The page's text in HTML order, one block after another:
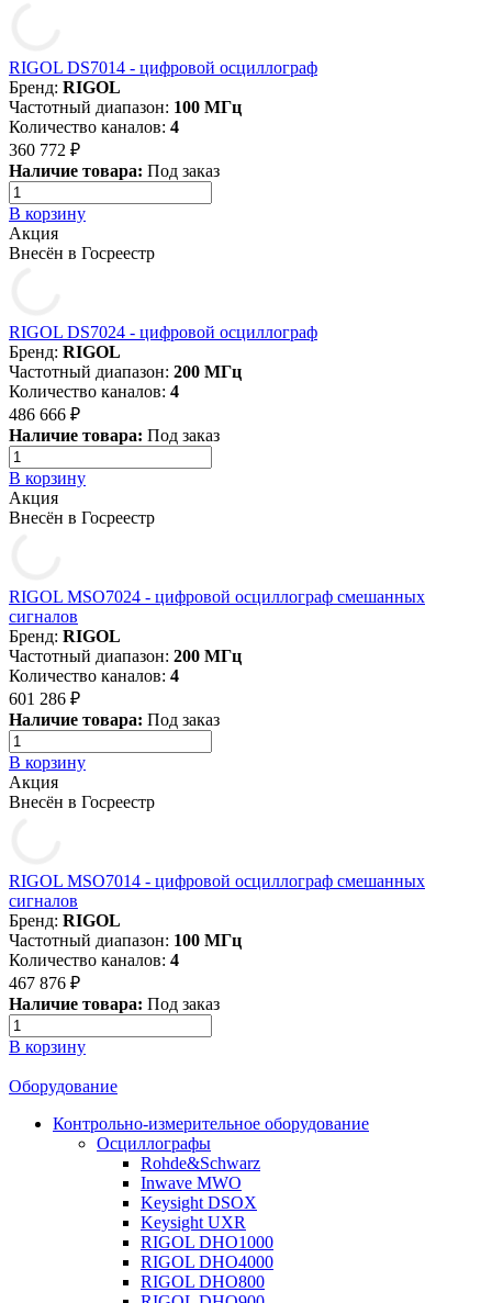
RIGOL DS7014 - цифровой осциллограф
Бренд: RIGOL
Частотный диапазон: 100 МГц
Количество каналов: 4
360 772 ₽
Наличие товара: Под заказ
В корзину
Акция
Внесён в Госреестр
RIGOL DS7024 - цифровой осциллограф
Бренд: RIGOL
Частотный диапазон: 200 МГц
Количество каналов: 4
486 666 ₽
Наличие товара: Под заказ
В корзину
Акция
Внесён в Госреестр
RIGOL MSO7024 - цифровой осциллограф смешанных
сигналов
Бренд: RIGOL
Частотный диапазон: 200 МГц
Количество каналов: 4
601 286 ₽
Наличие товара: Под заказ
В корзину
Акция
Внесён в Госреестр
RIGOL MSO7014 - цифровой осциллограф смешанных
сигналов
Бренд: RIGOL
Частотный диапазон: 100 МГц
Количество каналов: 4
467 876 ₽
Наличие товара: Под заказ
В корзину
Оборудование
Контрольно-измерительное оборудование
Осциллографы
Rohde&Schwarz
Inwave MWO
Keysight DSOX
Keysight UXR
RIGOL DHO1000
RIGOL DHO4000
RIGOL DHO800